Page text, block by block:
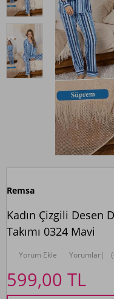
Remsa
Kadın Çizgili Desen
Takımı 0324 Mavi
Yorum Ekle Yorumlar|
599,00 TL